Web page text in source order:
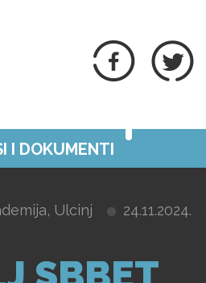
I DOKUMENTI
Ulcinj 24.11.2024.